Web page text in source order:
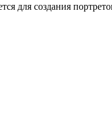
для создания